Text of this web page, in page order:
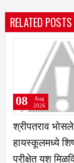
RELATED POSTS
भोसले
शिष्यवर्ती
मिळविलेल्या